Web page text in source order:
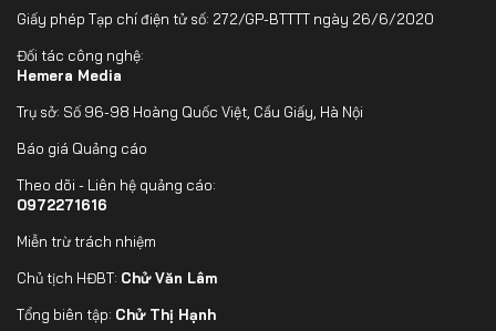
Giấy phép Tạp chí điện tử số: 272/GP-BTTTT ngày 26/6/2020
Đối tác công nghệ:
Hemera Media
Trụ sở: Số 96-98 Hoàng Quốc Việt, Cầu Giấy, Hà Nội
Báo giá Quảng cáo
Theo dõi - Liên hệ quảng cáo:
0972271616
Miễn trừ trách nhiệm
Chủ tịch HĐBT: Chử Văn Lâm
Tổng biên tập: Chử Thị Hạnh